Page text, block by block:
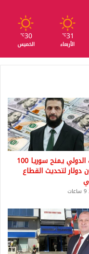
31
℃
الأربعاء
30
℃
الخميس
البنك الدولي يمنح سوريا 100
دولار لتحديث القطاع